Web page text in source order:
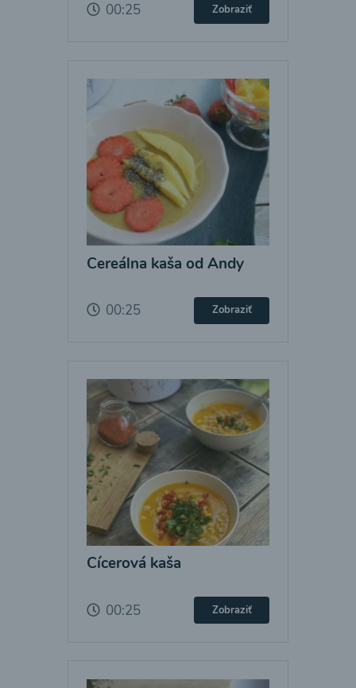
00:25 Zobraziť
Cereálna kaša od Andy
00:25 Zobraziť
Cícerová kaša
00:25 Zobraziť